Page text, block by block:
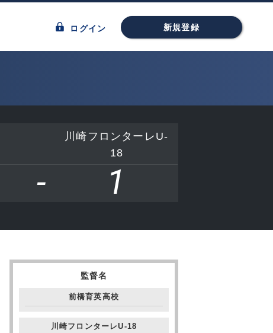
ログイン 新規登録
川崎フロンターレU-
18
- 1
監督名
前橋育英高校
川崎フロンターレU-18